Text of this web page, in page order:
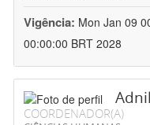
Vigência: Mon Jan 09
00:00:00 BRT 2028
COORDENADOR(A)